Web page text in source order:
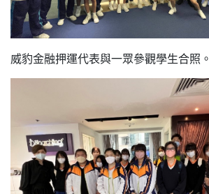
威豹金融押運代表與一眾參觀學生合照。